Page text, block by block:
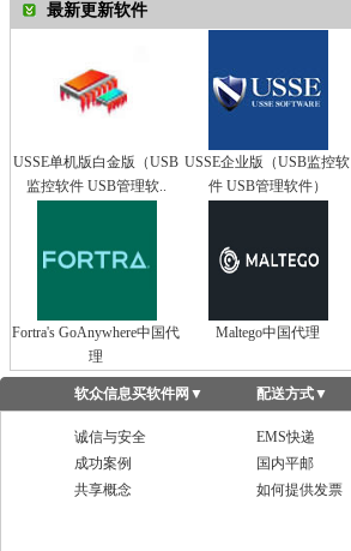
最新更新软件
USSE单机版白金版（USB
监控软件 USB管理软..
USSE企业版（USB监控软
件 USB管理软件）
Fortra's GoAnywhere中国代
理
Maltego中国代理
软众信息买软件网 ▼ 配送方式▼
诚信与安全 EMS快递
成功案例
国内平邮
共享概念
如何提供发票